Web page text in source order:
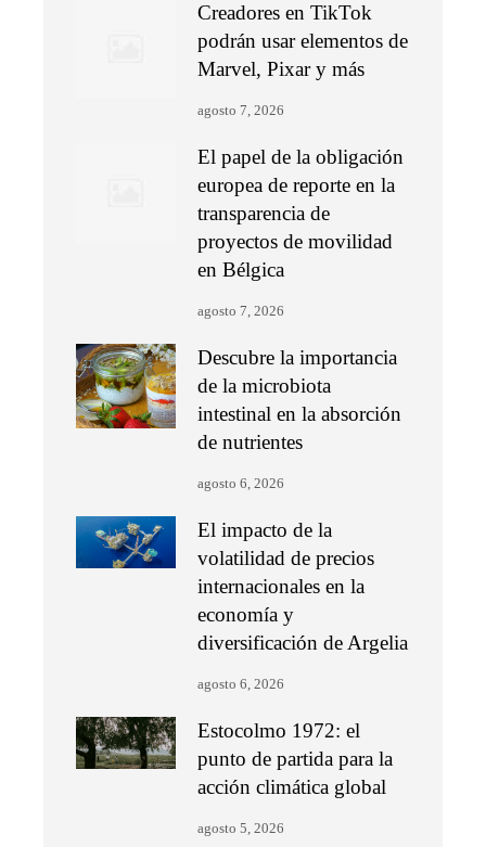
Creadores en TikTok
podrán usar elementos de
Marvel, Pixar y más
agosto 7, 2026
El papel de la obligación
europea de reporte en la
transparencia de
proyectos de movilidad
en Bélgica
agosto 7, 2026
Descubre la importancia
de la microbiota
intestinal en la absorción
de nutrientes
agosto 6, 2026
El impacto de la
volatilidad de precios
internacionales en la
economía y
diversificación de Argelia
agosto 6, 2026
Estocolmo 1972: el
punto de partida para la
acción climática global
agosto 5, 2026